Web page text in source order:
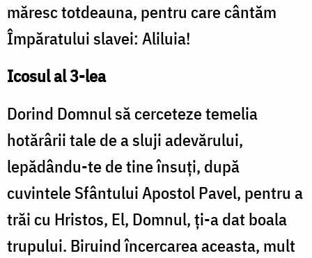
măresc totdeauna, pentru care cântăm
Împăratului slavei: Aliluia!
Icosul al 3-lea
Dorind Domnul să cerceteze temelia
hotărârii tale de a sluji adevărului,
lepădându-te de tine însuţi, după
cuvintele Sfântului Apostol Pavel, pentru a
trăi cu Hristos, El, Domnul, ţi-a dat boala
trupului. Biruind încercarea aceasta, mult